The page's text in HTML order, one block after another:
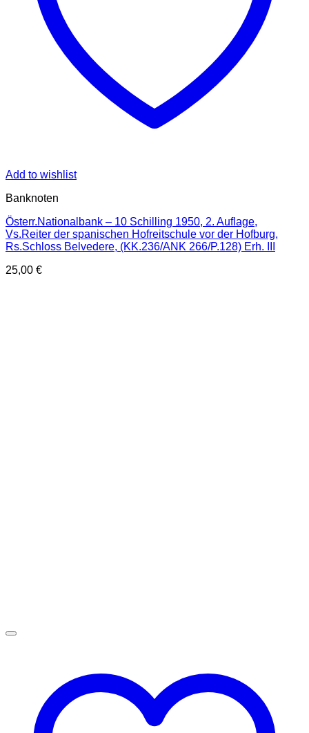
Add to wishlist
Banknoten
Österr.Nationalbank – 10 Schilling 1950, 2. Auflage,
Vs.Reiter der spanischen Hofreitschule vor der Hofburg,
Rs.Schloss Belvedere, (KK.236/ANK 266/P.128) Erh. III
25,00 €